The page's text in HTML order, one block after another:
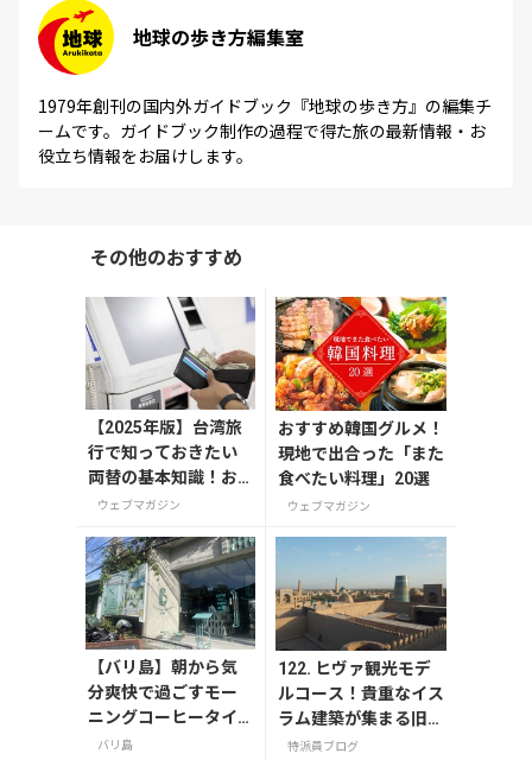
地球の歩き方編集室
1979年創刊の国内外ガイドブック『地球の歩き方』の編集チ
ームです。ガイドブック制作の過程で得た旅の最新情報・お
役立ち情報をお届けします。
その他のおすすめ
【2025年版】台湾旅
行で知っておきたい
両替の基本知識！お
すすめの両替方法も
ウェブマガジン
おすすめ韓国グルメ！
現地で出合った「また
食べたい料理」20選
ウェブマガジン
【バリ島】朝から気
分爽快で過ごすモー
ニングコーヒータイ
ム/サヌール
バリ島
122. ヒヴァ観光モデ
ルコース！貴重なイス
ラム建築が集まる旧市
街イチャンカラを徹底
特派員ブログ